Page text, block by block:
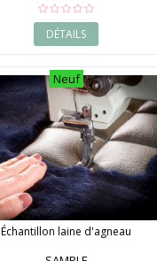
DÉTAILS
Neuf
Échantillon laine d'agneau